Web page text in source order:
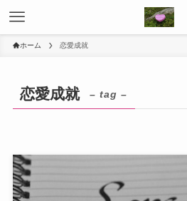
ホーム 恋愛成就
恋愛成就 – tag –